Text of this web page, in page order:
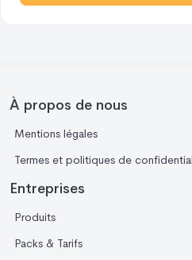
À propos de nous
Mentions légales
Termes et politiques de
Entreprises
Produits
Packs & Tarifs